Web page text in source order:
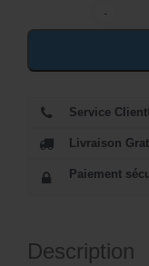
-
quantité
Service Client
Livraison
Paiement
Description